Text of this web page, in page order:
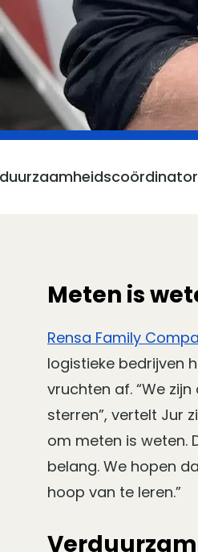
Meten is
Rensa Family
logistieke bedrijven
vruchten af. “We
sterren”, vertelt Jur
om meten is weten.
belang. We hopen
hoop van te leren.”